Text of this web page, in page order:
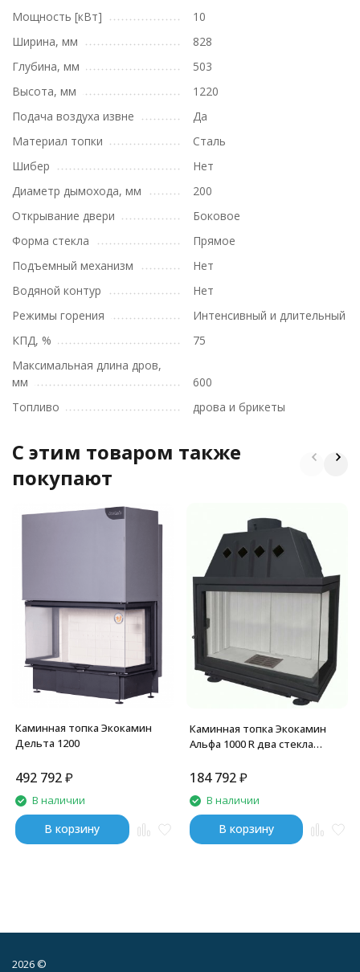
Мощность [кВт]
10
Ширина, мм
828
Глубина, мм
503
Высота, мм
1220
Подача воздуха извне
Да
Материал топки
Сталь
Шибер
Нет
Диаметр дымохода, мм
200
Открывание двери
Боковое
Форма стекла
Прямое
Подъемный механизм
Нет
Водяной контур
Нет
Режимы горения
Интенсивный и длительный
КПД, %
75
Максимальная длина дров,
мм
600
Топливо
дрова и брикеты
C этим товаром также
покупают
Каминная топка Экокамин
Дельта 1200
492 792₽
В наличии
В корзину
Каминная топка Экокамин
Альфа 1000 R два стекла
184 792 ₽
В наличии
В корзину
2026 ©